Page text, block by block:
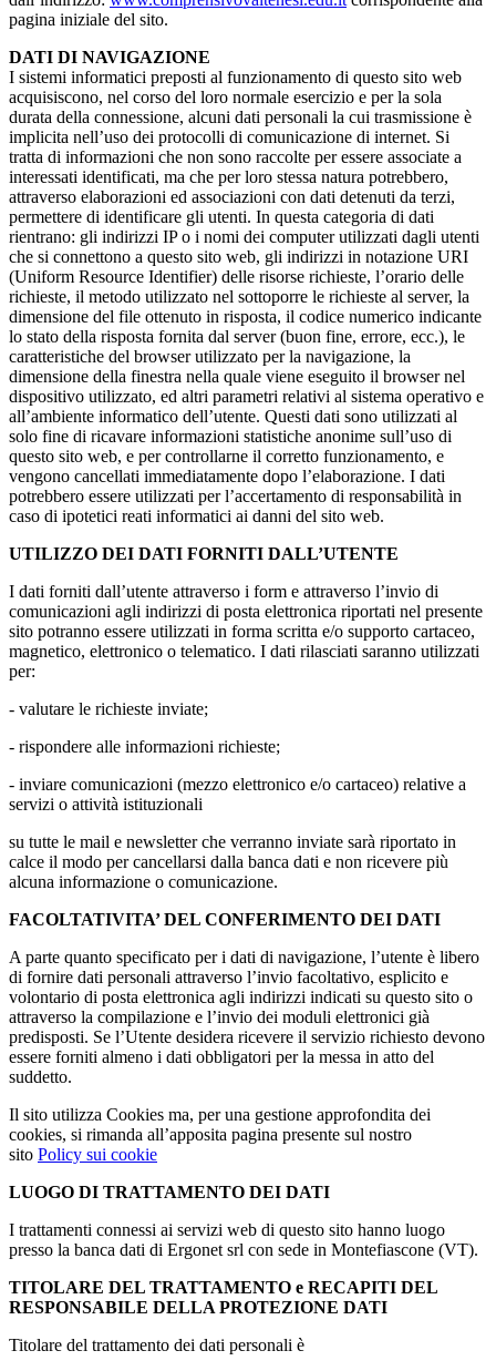
pagina iniziale del sito.
DATI DI NAVIGAZIONE
I sistemi informatici preposti al funzionamento di questo sito web
acquisiscono, nel corso del loro normale esercizio e per la sola
durata della connessione, alcuni dati personali la cui trasmissione è
implicita nell’uso dei protocolli di comunicazione di internet. Si
tratta di informazioni che non sono raccolte per essere associate a
interessati identificati, ma che per loro stessa natura potrebbero,
attraverso elaborazioni ed associazioni con dati detenuti da terzi,
permettere di identificare gli utenti. In questa categoria di dati
rientrano: gli indirizzi IP o i nomi dei computer utilizzati dagli utenti
che si connettono a questo sito web, gli indirizzi in notazione URI
(Uniform Resource Identifier) delle risorse richieste, l’orario delle
richieste, il metodo utilizzato nel sottoporre le richieste al server, la
dimensione del file ottenuto in risposta, il codice numerico indicante
lo stato della risposta fornita dal server (buon fine, errore, ecc.), le
caratteristiche del browser utilizzato per la navigazione, la
dimensione della finestra nella quale viene eseguito il browser nel
dispositivo utilizzato, ed altri parametri relativi al sistema operativo e
all’ambiente informatico dell’utente. Questi dati sono utilizzati al
solo fine di ricavare informazioni statistiche anonime sull’uso di
questo sito web, e per controllarne il corretto funzionamento, e
vengono cancellati immediatamente dopo l’elaborazione. I dati
potrebbero essere utilizzati per l’accertamento di responsabilità in
caso di ipotetici reati informatici ai danni del sito web.
UTILIZZO DEI DATI FORNITI DALL’UTENTE
I dati forniti dall’utente attraverso i form e attraverso l’invio di
comunicazioni agli indirizzi di posta elettronica riportati nel presente
sito potranno essere utilizzati in forma scritta e/o supporto cartaceo,
magnetico, elettronico o telematico. I dati rilasciati saranno utilizzati
per:
- valutare le richieste inviate;
- rispondere alle informazioni richieste;
- inviare comunicazioni (mezzo elettronico e/o cartaceo) relative a
servizi o attività istituzionali
su tutte le mail e newsletter che verranno inviate sarà riportato in
calce il modo per cancellarsi dalla banca dati e non ricevere più
alcuna informazione o comunicazione.
FACOLTATIVITA’ DEL CONFERIMENTO DEI DATI
A parte quanto specificato per i dati di navigazione, l’utente è libero
di fornire dati personali attraverso l’invio facoltativo, esplicito e
volontario di posta elettronica agli indirizzi indicati su questo sito o
attraverso la compilazione e l’invio dei moduli elettronici già
predisposti. Se l’Utente desidera ricevere il servizio richiesto devono
essere forniti almeno i dati obbligatori per la messa in atto del
suddetto.
Il sito utilizza Cookies ma, per una gestione approfondita dei
cookies, si rimanda all’apposita pagina presente sul nostro
sito Policy sui cookie
LUOGO DI TRATTAMENTO DEI DATI
I trattamenti connessi ai servizi web di questo sito hanno luogo
presso la banca dati di Ergonet srl con sede in Montefiascone (VT).
TITOLARE DEL TRATTAMENTO e RECAPITI DEL
RESPONSABILE DELLA PROTEZIONE DATI
Titolare del trattamento dei dati personali è